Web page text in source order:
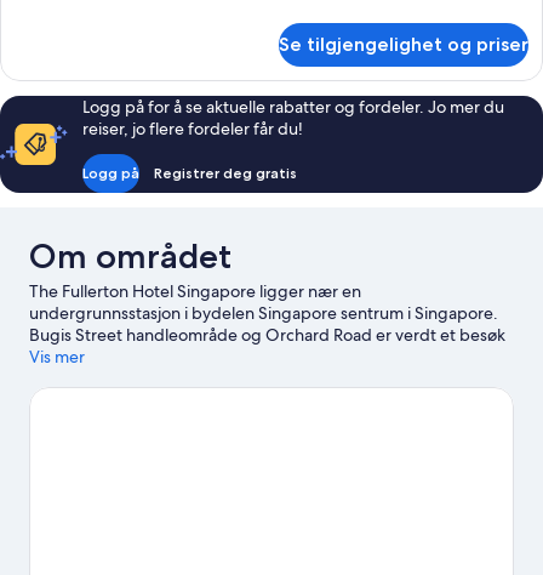
Room
King
Se tilgjengelighet og priser
Logg på for å se aktuelle rabatter og fordeler. Jo mer du
reiser, jo flere fordeler får du!
Logg på Registrer deg gratis
Om området
The Fullerton Hotel Singapore ligger nær en
undergrunnsstasjon i bydelen Singapore sentrum i Singapore.
Bugis Street handleområde og Orchard Road er verdt et besøk
hvis shopping står på planen, men hvis du heller vil få med deg
Gardens by the Bay og Universal Studios Singapore™. Du kan se
Vis mer